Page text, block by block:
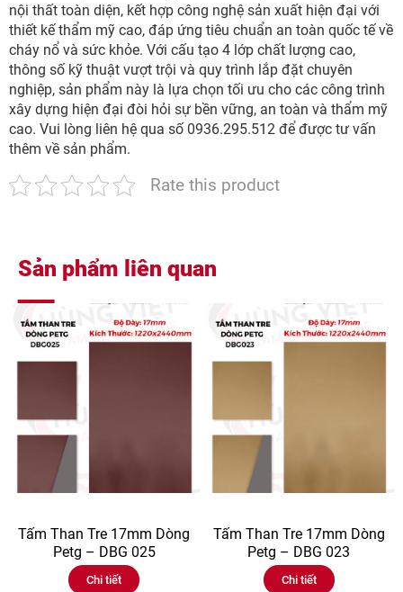
nội thất toàn diện, kết hợp công nghệ sản xuất hiện đại với
thiết kế thẩm mỹ cao, đáp ứng tiêu chuẩn an toàn quốc tế về
cháy nổ và sức khỏe. Với cấu tạo 4 lớp chất lượng cao,
thông số kỹ thuật vượt trội và quy trình lắp đặt chuyên
nghiệp, sản phẩm này là lựa chọn tối ưu cho các công trình
xây dựng hiện đại đòi hỏi sự bền vững, an toàn và thẩm mỹ
cao. Vui lòng liên hệ qua số 0936.295.512 để được tư vấn
thêm về sản phẩm.
Rate this product
Sản phẩm liên quan
Tấm Than Tre 17mm Dòng
Petg – DBG 025
Chi tiết
Tấm Than Tre 17mm Dòng
Petg – DBG 023
Chi tiết